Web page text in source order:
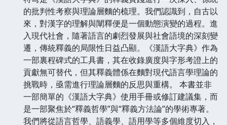
的批判性考察與理論層麵的梳理。我們認識到，自古以
來，對漢字的理解與闡釋便是一個動態演變的過程。進
入現代社會，隨著語言的劇烈發展與社會語境的深刻變
遷，傳統釋義的局限性日益凸顯。《漢語大字典》作為
一部裏程碑式的工具書，其在收錄廣度與字形考證上的
貢獻無可替代，但其釋義體係在麵對現代語言學理論的
挑戰時，亟需進行理論層麵的反思與重構。 本書並非
一部簡單的《漢語大字典》使用手冊或修訂建議集，而
是一部聚焦於“釋義哲學”與“釋義方法論”的學術專著。
我們將從語言哲學、語義學、語用學等多個維度切入，